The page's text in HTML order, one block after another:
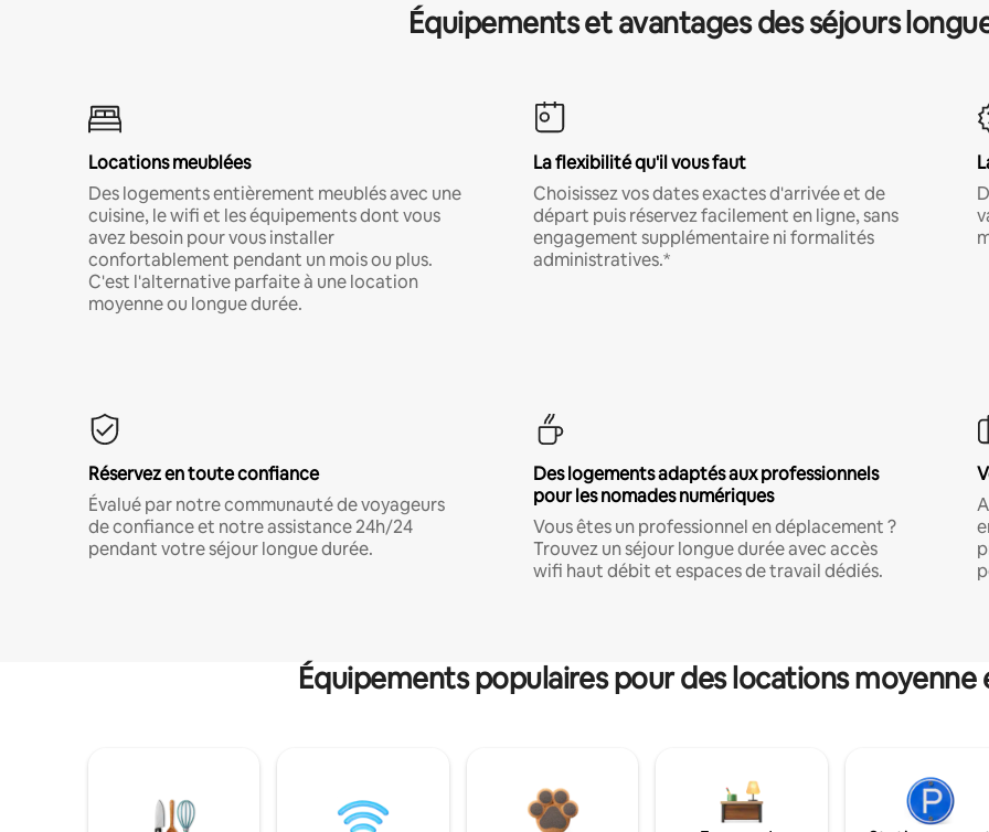
Équipements et avantages des séjours
Locations meublées
Des logements entièrement meublés avec une
cuisine, le wifi et les équipements dont vous
avez besoin pour vous installer
confortablement pendant un mois ou plus.
C'est l'alternative parfaite à une location
moyenne ou longue durée.
La flexibilité qu'il vous faut
Choisissez vos dates exactes d'arrivée et de
départ puis réservez facilement en ligne, sans
engagement supplémentaire ni formalités
administratives.*
Réservez en toute confiance
Évalué par notre communauté de voyageurs
de confiance et notre assistance 24h/24
pendant votre séjour longue durée.
Des logements adaptés aux professionnels
pour les nomades numériques
Vous êtes un professionnel en déplacement ?
Trouvez un séjour longue durée avec accès
wifi haut débit et espaces de travail dédiés.
Équipements populaires pour des locations